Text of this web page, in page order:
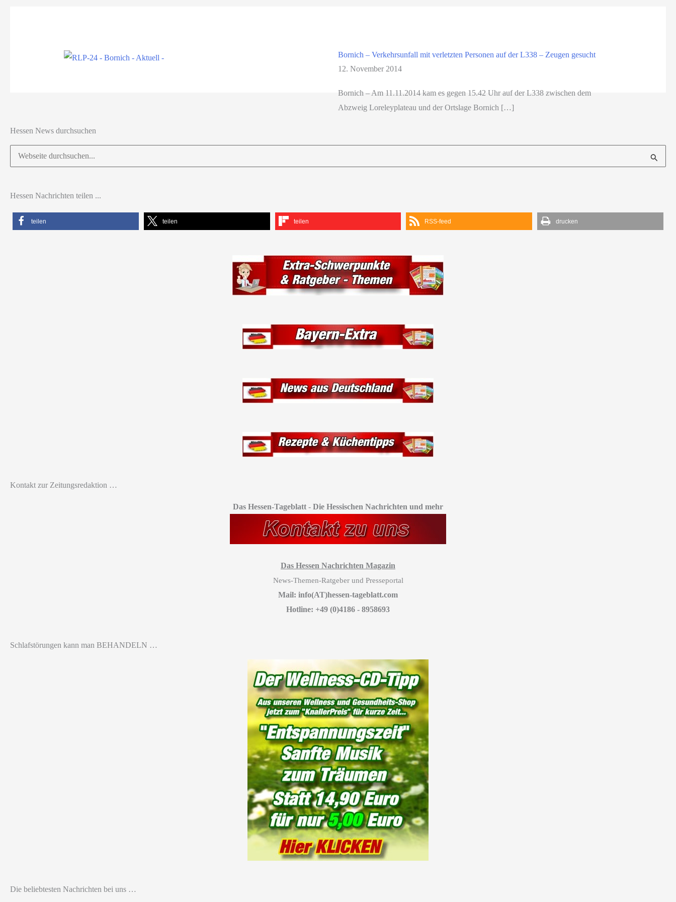
Bornich – Verkehrsunfall mit verletzten Personen auf der L338 – Zeugen gesucht
12. November 2014
Bornich – Am 11.11.2014 kam es gegen 15.42 Uhr auf der L338 zwischen dem
Abzweig Loreleyplateau und der Ortslage Bornich […]
Hessen News durchsuchen
Suchen
nach:
Hessen Nachrichten teilen ...
teilen teilen teilen RSS-feed drucken
Kontakt zur Zeitungsredaktion …
Das Hessen-Tageblatt - Die Hessischen Nachrichten und mehr
Das Hessen Nachrichten Magazin
News-Themen-Ratgeber und Presseportal
Mail: info(AT)hessen-tageblatt.com
Hotline: +49 (0)4186 - 8958693
Schlafstörungen kann man BEHANDELN …
Die beliebtesten Nachrichten bei uns …